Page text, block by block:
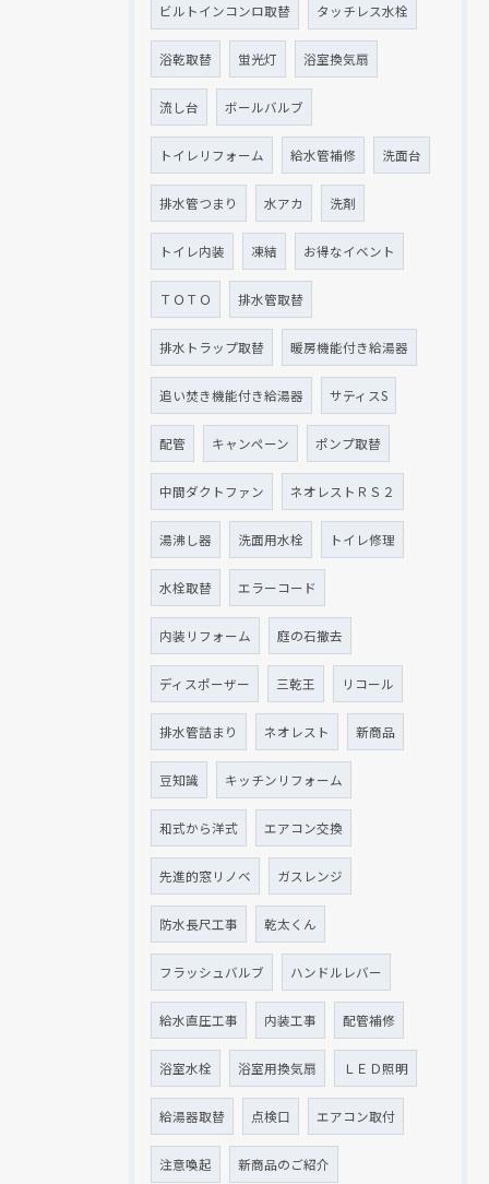
ビルトインコンロ取替 タッチレス水栓
浴乾取替 蛍光灯 浴室換気扇
流し台 ボールバルブ
トイレリフォーム 給水管補修 洗面台
排水管つまり 水アカ 洗剤
トイレ内装 凍結 お得なイベント
ＴＯＴＯ 排水管取替
排水トラップ取替 暖房機能付き給湯器
追い焚き機能付き給湯器 サティスS
配管 キャンペーン ポンプ取替
中間ダクトファン ネオレストＲＳ２
湯沸し器 洗面用水栓 トイレ修理
水栓取替 エラーコード
内装リフォーム 庭の石撤去
ディスポーザー 三乾王 リコール
排水管詰まり ネオレスト 新商品
豆知識 キッチンリフォーム
和式から洋式 エアコン交換
先進的窓リノベ ガスレンジ
防水長尺工事 乾太くん
フラッシュバルブ ハンドルレバー
給水直圧工事 内装工事 配管補修
浴室水栓 浴室用換気扇 ＬＥＤ照明
給湯器取替 点検口 エアコン取付
注意喚起 新商品のご紹介